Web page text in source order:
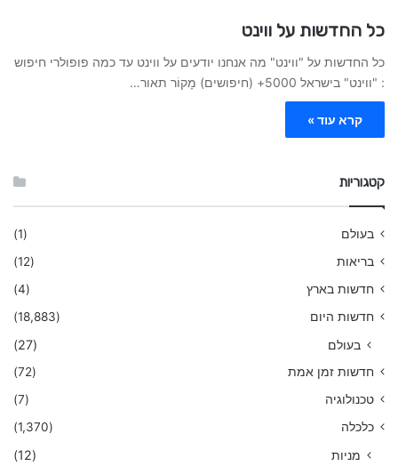
כל החדשות על ווינט
כל החדשות על "ווינט" מה אנחנו יודעים על ווינט עד כמה פופולרי חיפוש
: "ווינט" בישראל 5000+ (חיפושים) מָקוֹר תאור…
קרא עוד »
קטגוריות
בעולם
(1)
בריאות
(12)
חדשות בארץ
(4)
חדשות היום
(18,883)
בעולם (27)
חדשות זמן אמת
(72)
טכנולוגיה
(7)
כלכלה
(1,370)
מניות (12)